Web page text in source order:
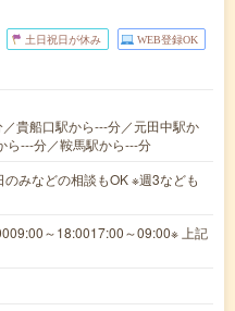
土日祝日が休み WEB登録OK
貴船口駅から---分／元田中駅か
ら---分／鞍馬駅から---分
みなどの相談もOK ※週3なども
～18:0017:00～09:00※ 上記